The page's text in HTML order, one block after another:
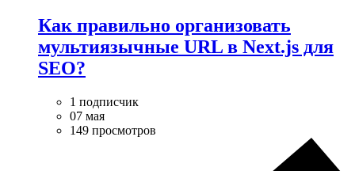
Как правильно организовать
мультиязычные URL в Next.js для
SEO?
1 подписчик
07 мая
149 просмотров